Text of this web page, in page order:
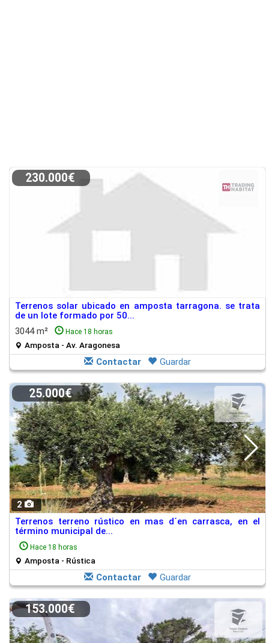
230.000€
Terrenos solar ubicado en amposta tarragona. se trata
de un lote formado por 50...
3044 m²
Hace 18 horas
Amposta - Av. Aragonesa
Contactar Guardar
2
25.000€
Terrenos terreno rústico en mas d´en carrasca, en el
término municipal de...
Hace 18 horas
Amposta - Rústica
Contactar Guardar
153.000€